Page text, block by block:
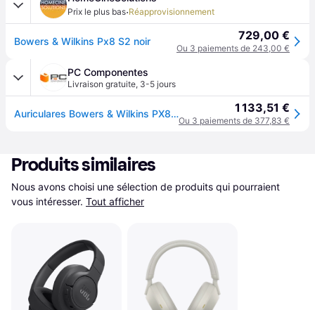
Prix le plus bas·Réapprovisionnement
Bowers & Wilkins Px8 S2 noir 729,00 €
Ou 3 paiements de 243,00 €
PC Componentes
Livraison gratuite, 3-5 jours
Auriculares Bowers & Wilkins PX8 S2 inalámbricos Bluetooth con Cancelación de Ruido circumaurales noirs 1 133,51 €
Ou 3 paiements de 377,83 €
Produits similaires
Nous avons choisi une sélection de produits qui pourraient
vous intéresser. Tout afficher